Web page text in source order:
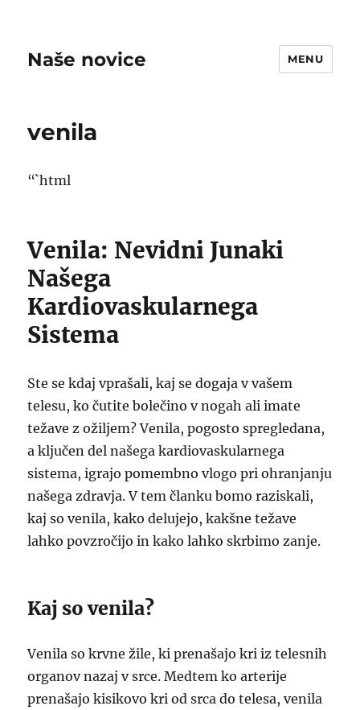
Naše novice MENU
venila
“`html
Venila: Nevidni Junaki
Našega
Kardiovaskularnega
Sistema
Ste se kdaj vprašali, kaj se dogaja v vašem
telesu, ko čutite bolečino v nogah ali imate
težave z ožiljem? Venila, pogosto spregledana,
a ključen del našega kardiovaskularnega
sistema, igrajo pomembno vlogo pri ohranjanju
našega zdravja. V tem članku bomo raziskali,
kaj so venila, kako delujejo, kakšne težave
lahko povzročijo in kako lahko skrbimo zanje.
Kaj so venila?
Venila so krvne žile, ki prenašajo kri iz telesnih
organov nazaj v srce. Medtem ko arterije
prenašajo kisikovo kri od srca do telesa, venila